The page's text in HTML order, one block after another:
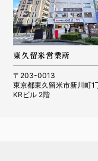
東久留米営業所
〒203-0013
東京都東久留米市新川町
KRビル 2階